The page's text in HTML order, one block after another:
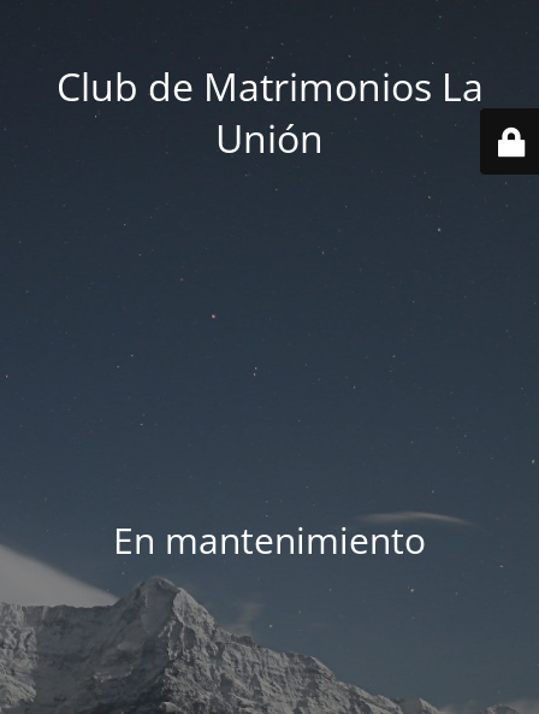
Club de Matrimonios La
Unión
En mantenimiento